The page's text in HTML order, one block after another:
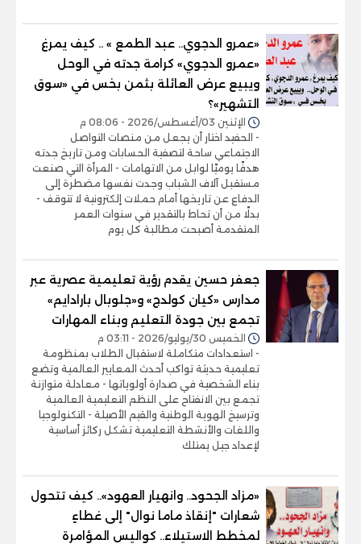
«عمرو الدجوي.. عبد الطمع » .. كيف يمرغ
«عمرو الدجوي» كرامة جدته في الوحل
ويبيع عرض العائلة بثمن بخس في «سوق
التشهير»؟
الإثنين 03/أغسطس/2026 - 08:06 م
- الحفيد اختار أن يجعل من منصات التواصل
الاجتماعي ساحة لتصفية الحسابات ومن تاريخ جدته
هدفًا يوميًا لوابل من الاتهامات - المرأة التي صنعت
مستقبل آلاف الشباب وجدت نفسها مضطرة إلى
الدفاع عن تاريخها أمام حملات إلكترونية لا تتوقف -
بدلًا من أن تحاط بالتقدير في سنوات العمر
المتقدمة أصبحت مطالبة كل يوم
جعفر حسين يقدم رؤية تعليمية عصرية عبر
مدارس «كيان كولدج» و«جلوبال بارادايم»
تجمع بين جودة التعليم وبناء المهارات
الخميس 30/يوليو/2026 - 03:11 م
- استعدادات متكاملة لاستقبال الطلاب بمنظومة
تعليمية حديثة تواكب أحدث المعايير العالمية وتضع
بناء الشخصية في صدارة أولوياتها - معادلة متوازنة
تجمع بين الانفتاح على النظم التعليمية العالمية
وترسيخ الهوية الوطنية والقيم الأصيلة - التكنولوجيا
واللغات والأنشطة التعليمية تشكل ركائز أساسية
لإعداد جيل يمتلك
«مزاد الجحود.. وانهيار العهود».. كيف تتحول
شعارات "إنقاذ ماما نوال" إلى غطاءٍ
لمخطط الاستيلاء.. كواليس المؤامرة